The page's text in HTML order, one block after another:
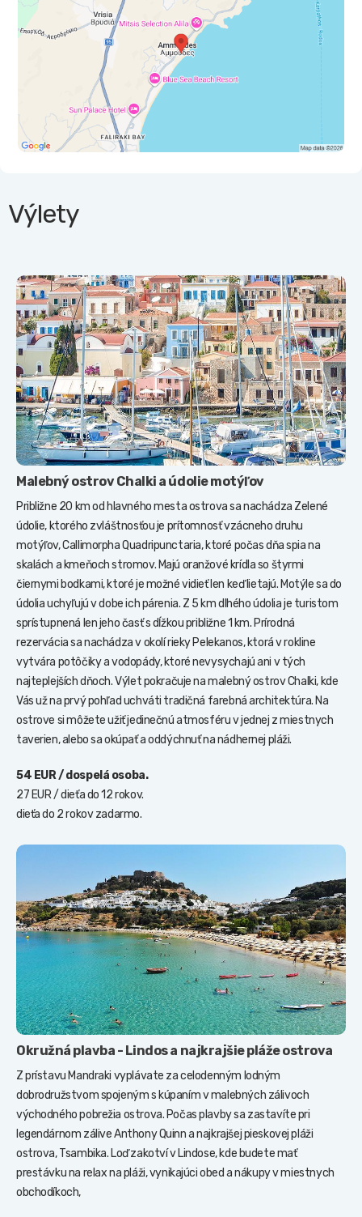
Výlety
Malebný ostrov Chalki a údolie motýľov
Približne 20 km od hlavného mesta ostrova sa nachádza Zelené
údolie, ktorého zvláštnosťou je prítomnosť vzácneho druhu
motýľov, Callimorpha Quadripunctaria, ktoré počas dňa spia na
skalách a kmeňoch stromov. Majú oranžové krídla so štyrmi
čiernymi bodkami, ktoré je možné vidieť len keď lietajú. Motýle sa do
údolia uchyľujú v dobe ich párenia. Z 5 km dlhého údolia je turistom
sprístupnená len jeho časť s dĺžkou približne 1 km. Prírodná
rezervácia sa nachádza v okolí rieky Pelekanos, ktorá v rokline
vytvára potôčiky a vodopády, ktoré nevysychajú ani v tých
najteplejších dňoch. Výlet pokračuje na malebný ostrov Chalki, kde
Vás už na prvý pohľad uchváti tradičná farebná architektúra. Na
ostrove si môžete užiť jedinečnú atmosféru v jednej z miestnych
taverien, alebo sa okúpať a oddýchnuť na nádhernej pláži.
54 EUR / dospelá osoba.
27 EUR / dieťa do 12 rokov.
dieťa do 2 rokov zadarmo.
Okružná plavba - Lindos a najkrajšie pláže ostrova
Z prístavu Mandraki vyplávate za celodenným lodným
dobrodružstvom spojeným s kúpaním v malebných zálivoch
východného pobrežia ostrova. Počas plavby sa zastavíte pri
legendárnom zálive Anthony Quinn a najkrajšej pieskovej pláži
ostrova, Tsambika. Loď zakotví v Lindose, kde budete mať
prestávku na relax na pláži, vynikajúci obed a nákupy v miestnych
obchodíkoch,